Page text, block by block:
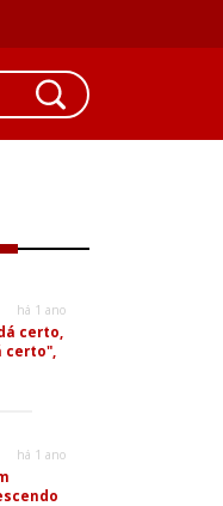
há 1 ano
certo,
certo",
há 1 ano